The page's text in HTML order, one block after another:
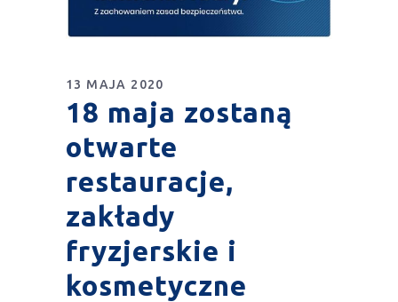
13 MAJA 2020
18 maja zostaną
otwarte
restauracje,
zakłady
fryzjerskie i
kosmetyczne